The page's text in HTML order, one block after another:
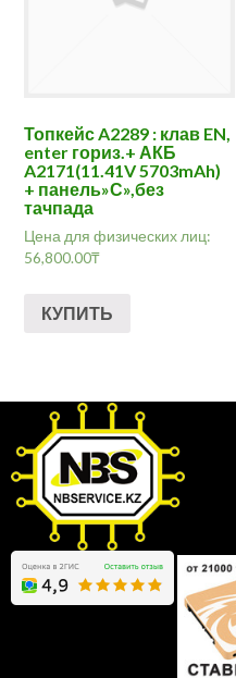
Топкейс A2289 : клав EN,
enter гориз.+ АКБ
A2171(11.41V 5703mAh)
+ панель»С»,без
тачпада
Цена для физических лиц:
56,800.00₸
КУПИТЬ